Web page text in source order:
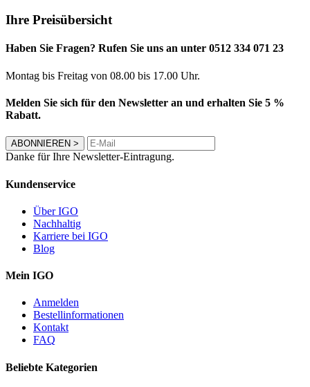
Ihre Preisübersicht
Haben Sie Fragen? Rufen Sie uns an unter 0512 334 071 23
Montag bis Freitag von 08.00 bis 17.00 Uhr.
Melden Sie sich für den Newsletter an und erhalten Sie 5 %
Rabatt.
ABONNIEREN >
Danke für Ihre Newsletter-Eintragung.
Kundenservice
Über IGO
Nachhaltig
Karriere bei IGO
Blog
Mein IGO
Anmelden
Bestellinformationen
Kontakt
FAQ
Beliebte Kategorien